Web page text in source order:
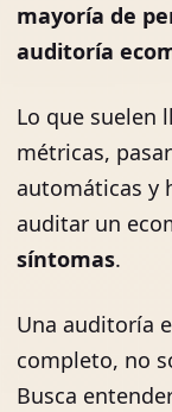
mayoría de
auditoría
Lo que suelen
métricas,
automáticas y
auditar un
síntomas.
Una auditoría
completo, no
Busca